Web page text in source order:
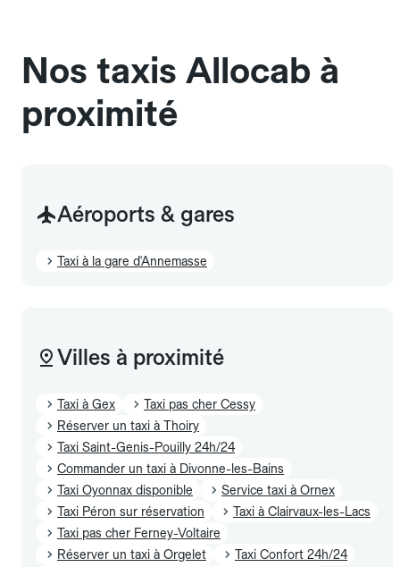
Nos taxis Allocab à
proximité
Aéroports & gares
Taxi à la gare d'Annemasse
Villes à proximité
Taxi à Gex
Taxi pas cher Cessy
Réserver un taxi à Thoiry
Taxi Saint-Genis-Pouilly 24h/24
Commander un taxi à Divonne-les-Bains
Taxi Oyonnax disponible
Service taxi à Ornex
Taxi Péron sur réservation
Taxi à Clairvaux-les-Lacs
Taxi pas cher Ferney-Voltaire
Réserver un taxi à Orgelet
Taxi Confort 24h/24